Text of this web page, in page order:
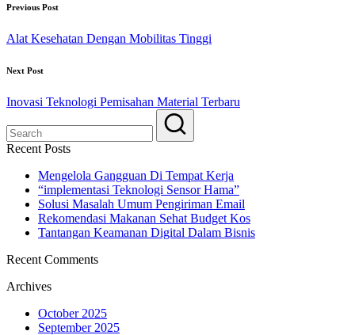
Previous Post
Alat Kesehatan Dengan Mobilitas Tinggi
Next Post
Inovasi Teknologi Pemisahan Material Terbaru
Recent Posts
Mengelola Gangguan Di Tempat Kerja
“implementasi Teknologi Sensor Hama”
Solusi Masalah Umum Pengiriman Email
Rekomendasi Makanan Sehat Budget Kos
Tantangan Keamanan Digital Dalam Bisnis
Recent Comments
Archives
October 2025
September 2025